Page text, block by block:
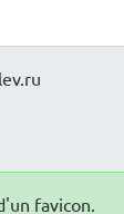
favicon.